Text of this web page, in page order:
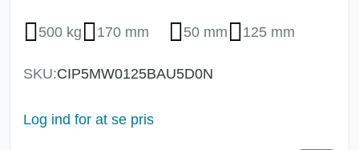
500 kg 170 mm 50 mm 125 mm
SKU:CIP5MW0125BAU5D0N
Log ind for at se pris